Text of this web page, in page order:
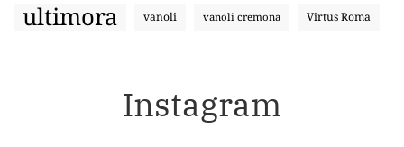
ultimora vanoli vanoli cremona Virtus Roma
Instagram